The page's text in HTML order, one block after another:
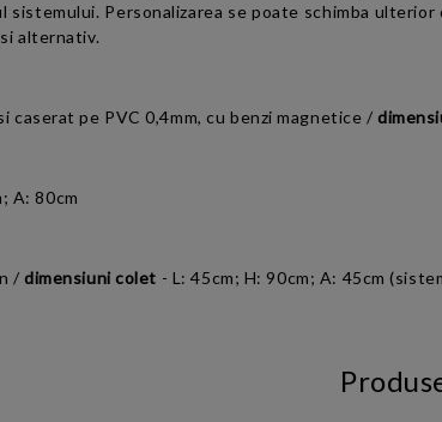
Personalizarea se poate schimba
alternativ.
pe PVC 0,4mm, cu benzi magnetice /
A: 80cm
/dimensiuni colet - L: 45cm; H: 90cm; A: 45cm